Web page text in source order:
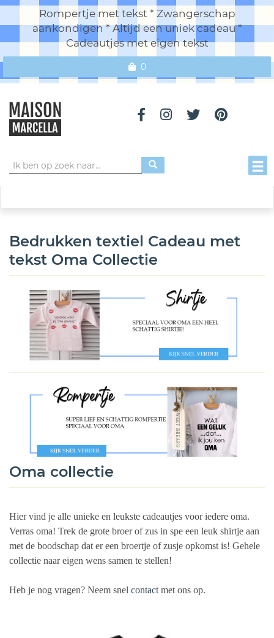
Rompertje met tekst * Zwangerschap
aankondigen * Altijd een uniek cadeau *
Cadeautjes met eigen tekst
0
Bedrukken textiel Cadeau met
tekst Oma Collectie
Oma collectie
Hier vind je alle unieke en leukste cadeautjes voor iedere oma.
Verras oma! Trek de grote broer of zus in spe een leuk shirtje aan
met de boodschap dat er een broertje of zusje opkomst is! Gehele
collectie naar eigen wens samen te stellen!
Heb je nog vragen? Neem snel contactmet ons op.